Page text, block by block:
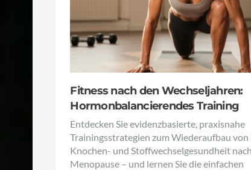
Fitness nach den Wechseljahren:
Hormonbalancierendes Training
Entdecken Sie evidenzbasierte, praxisnahe
Trainingsstrategien zum Wiederaufbau
Knochen- und Stoffwechselgesundheit
Menopause – und lernen Sie die einfachen